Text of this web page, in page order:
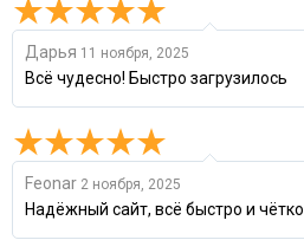
Дарья 11 ноября, 2025
Всё чудесно! Быстро загрузилось
Feonar 2 ноября, 2025
Надёжный сайт, всё быстро и чётко